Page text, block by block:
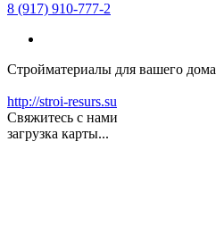
8 (917) 910-777-2
Стройматериалы для вашего дома
http://stroi-resurs.su
Свяжитесь с нами
загрузка карты...